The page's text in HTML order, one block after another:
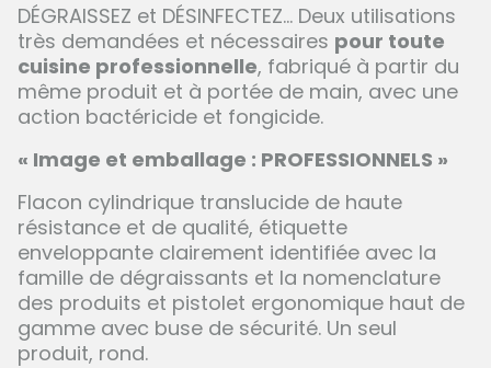
DÉGRAISSEZ et DÉSINFECTEZ... Deux utilisations
très demandées et nécessaires pour toute
cuisine professionnelle, fabriqué à partir du
même produit et à portée de main, avec une
action bactéricide et fongicide.
« Image et emballage : PROFESSIONNELS »
Flacon cylindrique translucide de haute
résistance et de qualité, étiquette
enveloppante clairement identifiée avec la
famille de dégraissants et la nomenclature
des produits et pistolet ergonomique haut de
gamme avec buse de sécurité. Un seul
produit, rond.